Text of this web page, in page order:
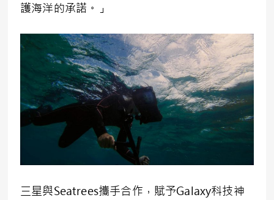
護海洋的承諾。」
三星與Seatrees攜手合作，賦予Galaxy科技神